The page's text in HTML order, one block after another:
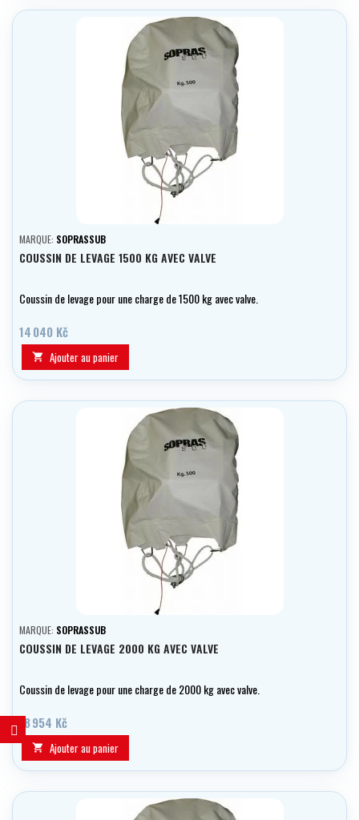
MARQUE: SOPRASSUB
COUSSIN DE LEVAGE 1500 KG AVEC VALVE
Coussin de levage pour une charge de 1500 kg avec valve.
14 040 Kč
 Ajouter au panier
MARQUE: SOPRASSUB
COUSSIN DE LEVAGE 2000 KG AVEC VALVE
Coussin de levage pour une charge de 2000 kg avec valve.
18 954 Kč
 Ajouter au panier